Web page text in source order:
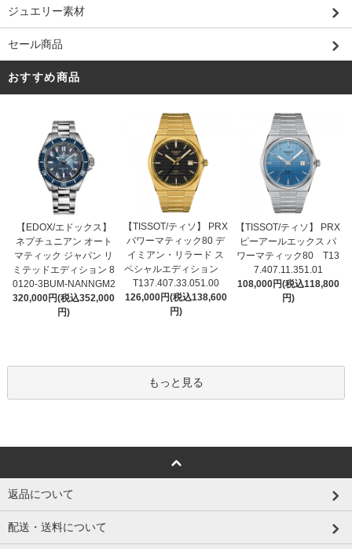
ジュエリー素材
セール商品
おすすめ商品
【EDOX/エドックス】
ネプチュニアン オート
マティック ジャパン リ
ミテッドエディション 8
0120-3BUM-NANNGM2
320,000円(税込352,000
円)
【TISSOT/ティソ】 PRX
パワーマティック80 デ
イミアン・リラード ス
ペシャルエディション
T137.407.33.051.00
126,000円(税込138,600
円)
【TISSOT/ティソ】 PRX
ピーアールエックス パ
ワーマティック80 T13
7.407.11.351.01
108,000円(税込118,800
円)
もっと見る
返品について
配送・送料について